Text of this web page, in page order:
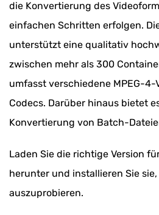
die Konvertierung des
einfachen Schritten erfolgen.
unterstützt eine qualitativ
zwischen mehr als 300
umfasst verschiedene MPEG-
Codecs. Darüber hinaus bietet
Konvertierung von Batch-
Laden Sie die richtige Version
herunter und installieren Sie sie,
auszuprobieren.